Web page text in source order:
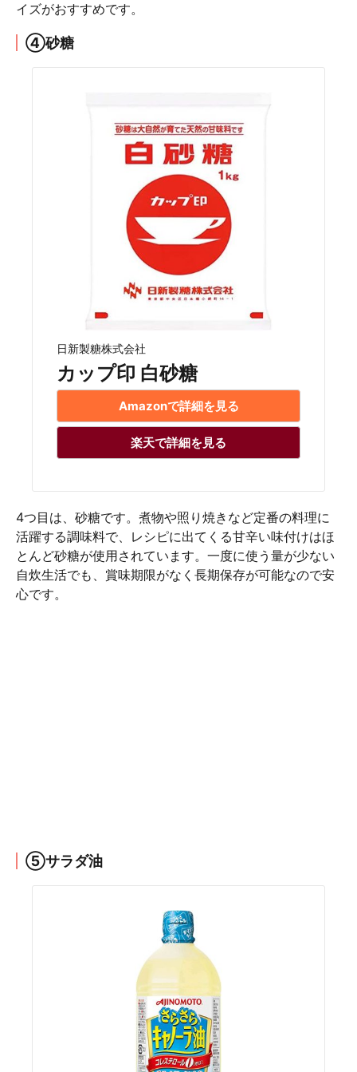
イズがおすすめです。
④砂糖
日新製糖株式会社
カップ印 白砂糖
Amazonで詳細を見る
楽天で詳細を見る
4つ目は、砂糖です。煮物や照り焼きなど定番の料理に
活躍する調味料で、レシピに出てくる甘辛い味付けはほ
とんど砂糖が使用されています。一度に使う量が少ない
自炊生活でも、賞味期限がなく長期保存が可能なので安
心です。
⑤サラダ油